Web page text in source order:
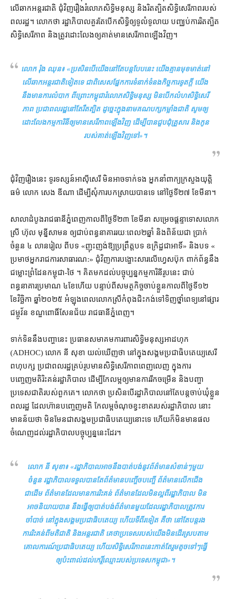
លើ​ឆាក​អន្តរជាតិ ជុំវិញ​រឿង​រំលោភសិទ្ធិ​មនុស្ស និង​រិតត្បិត​សិទ្ធិ​សេរីភាព​របស់​
ពលរដ្ឋ។ លោក​ថា រដ្ឋាភិបាល​គួរតែ​បើក​សិទ្ធិ​ឲ្យ​ទូលំទូលាយ បញ្ឈប់​ការ​រិតត្បិត​
សិទ្ធិ​សេរីភាព និង​ត្រូវ​ដោះលែង​ឲ្យ​គាត់​មាន​សេរីភាព​ឡើងវិញ។
លោក រ៉ុង ឈុន៖ «ប្រសិនបើ​យើង​នៅតែ​បន្ត​បែបនេះ យើង​គ្មាន​មុខមាត់​នៅ​
លើ​ឆាក​អន្តរជាតិ​ទៀត​ទេ ជាពិសេស​ផ្នែក​ការ​ទំនាក់ទំនង​កិច្ច​ការទូត​ក្ដី យើង​
នឹង​មាន​ការ​លំបាក ពីព្រោះ​កម្ពុជា​រំលោភសិទ្ធិ​មនុស្ស មិន​បើក​លំហ​សិទ្ធិ​សេរី
ភាព ប្រជាពលរដ្ឋ​នៅតែ​រឹតត្បិត ដូច្នេះ​ក្នុងនាម​គណបក្ស​កម្លាំង​ជាតិ សូម​ឲ្យ​
ដោះលែង​កម្មការិនី​ឲ្យ​មាន​សេរីភាព​ឡើងវិញ ដើម្បី​បាន​ជួបជុំ​គ្រួសារ និង​កូន​
របស់​គាត់​ឡើងវិញ​ទៅ»។
ជុំវិញ​រឿង​នេះ ទូរទស្សន៍​អាស៊ីសេរី មិនអាច​ទាក់ទង អ្នកនាំពាក្យ​ក្រសួងយុត្តិ
ធម៌ លោក សេង ឌីណា ដើម្បី​សុំ​ការ​បកស្រាយ​បាន​ទេ នៅ​ថ្ងៃទី​២៧ ខែ​មីនា។
សាលាដំបូង​រាជធានី​ភ្នំពេញ​កាលពី​ថ្ងៃទី​២៣ ខែមីនា សម្រេច​ផ្ដន្ទាទោស​លោក
ស្រី ហ៊ុល មុន្នីសាមន ឲ្យ​ជាប់​ពន្ធនាគារ​រយៈពេល​២​ឆ្នាំ និង​ពិន័យ​ជា ប្រាក់​
ចំនួន ៤ លាន​រៀល ពី​បទ «​ញុះញង់​ឱ្យ​ប្រព្រឹត្ត​បទ ឧក្រិដ្ឋ​ជាអាទិ៍​» និង​បទ «​
ប្រមាថ​អ្នករាជការ​សាធារណ​:» ជុំវិញ​ការ​បង្ហោះ​សា​រលើ​ហ្វេ​ស​ប៊ុ​ក ពាក់ព័ន្ធ​នឹង​
ជម្លោះព្រំដែន​កម្ពុជា​-​ថៃ ។ គិត​មកដល់​បច្ចុប្បន្ន​កម្មការិនី​រូប​នេះ ជាប់​
ពន្ធនាគារ​ប្រមាណ ៤​ខែ​ហើយ បន្ទាប់ពី​សមត្ថកិច្ច​ចាប់ខ្លួន​កាលពី​ថ្ងៃទី​១២
ខែវិច្ឆិកា ឆ្នាំ​២០២៥ អំឡុង​ពេល​លោកស្រី​កំពុង​ជិះ​កង់​ទៅ​ទិញ​ថ្នាំពេទ្យ​នៅ​ផ្សារ​
ជម្ពូវ័ន ខណ្ឌ​ពោធិ៍សែនជ័យ រាជធានី​ភ្នំពេញ។
ទាក់ទិន​នឹង​បញ្ហា​នេះ ប្រធាន​សមាគម​ការពារ​សិទ្ធិមនុស្ស​អាដហុក
(ADHOC) លោក នី សុខា យល់ឃើញ​ថា នៅក្នុង​សង្គម​ប្រជាធិបតេយ្យ​សេរី​
ពហុបក្ស ប្រជាពលរដ្ឋ​គ្រប់រូប​មាន​សិទ្ធិ​សេរីភាព​ពេញលេញ ក្នុង​ការ​
បញ្ចេញមតិ​រិះគន់​រដ្ឋាភិបាល ដើម្បី​កែ​លម្អ​ឲ្យ​មានការ​រីកចម្រើន និង​បញ្ហា​
ប្រទេសជាតិ​របស់​ពួកគេ។ លោក​ថា ប្រសិនបើ​រដ្ឋាភិបាល​នៅតែ​បន្ត​ចាប់​ឃុំខ្លួន​
ពលរដ្ឋ ដែល​ហ៊ាន​បញ្ចេញមតិ កែលម្អ​ចំណុច​ខ្វះខាត​របស់​រដ្ឋាភិបាល នោះ​
មានន័យថា មិនមែន​ជា​សង្គម​ប្រជាធិបតេយ្យ​នោះ​ទេ ហើយក៏​មិន​មាន​ផល​
ចំណេញ​ដល់​រដ្ឋាភិបាល​បច្ចុប្បន្ន​នេះ​ដែរ។
លោក នី សុខា៖ «រដ្ឋាភិបាល​អាច​នឹង​បាត់បង់​នូវ​ព័ត៌មាន​សំខាន់ៗ​មួយ
ចំនួន រដ្ឋាភិបាល​ទទួល​បាន​តែ​ព័ត៌មាន​បញ្ចើចបញ្ចើ ព័ត៌មាន​លើកជើង​
ជាដើម ព័ត៌មាន​ដែល​មាន​ការរិះគន់ ព័ត៌មាន​ដែល​មិនល្អ​ពី​រដ្ឋាភិបាល មិន
អាច​និយាយ​បាន នឹង​ធ្វើ​ឲ្យ​បាត់បង់​ព័ត៌មាន​មួយ​ដែល​រដ្ឋាភិបាល​ត្រូវការ​
ចាំបាច់ នៅ​ក្នុង​សង្គម​ប្រជាធិបតេយ្យ ហើយ​ទី​ពីរ​ទៀត គឺថា នៅតែ​បន្ត​រង​
ការរិះគន់​ពី​មតិ​ជាតិ និង​អន្តរជាតិ គេ​ថា​ប្រទេស​របស់​យើង​មិន​ដើរ​ស្រប​តាម​
គោលការណ៍​ប្រជាធិបតេយ្យ ហើយ​សិទ្ធិ​សេរីភាព​នេះ​កាត់​តែ​រួម​តូច​ទៅៗ​ធ្វើ​
ឲ្យ​ប៉ះពាល់​ដល់​កេរ្តិ៍​ឈ្មោះ​របស់​ប្រទេស​កម្ពុជា»។